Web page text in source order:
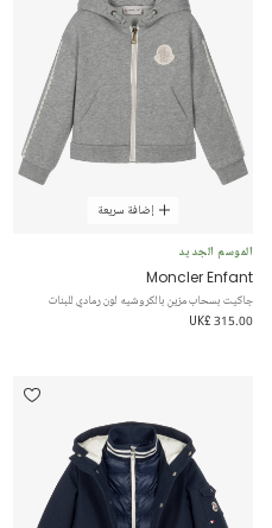
إضافة سريعة
الموسم الجديد
Moncler Enfant
جاكيت بسحاب مزين بالكروشيه لون رمادي للبنات
UK£ 315.00